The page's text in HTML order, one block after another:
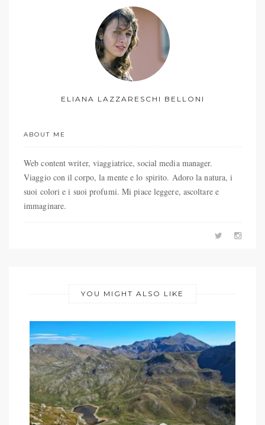
ELIANA LAZZARESCHI BELLONI
ABOUT ME
Web content writer, viaggiatrice, social media manager.
Viaggio con il corpo, la mente e lo spirito. Adoro la natura, i
suoi colori e i suoi profumi. Mi piace leggere, ascoltare e
immaginare.
YOU MIGHT ALSO LIKE